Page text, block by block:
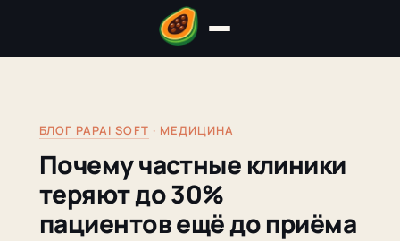
БЛОГ PAPAI SOFT · МЕДИЦИНА
Почему частные клиники
теряют до 30%
пациентов ещё до приёма